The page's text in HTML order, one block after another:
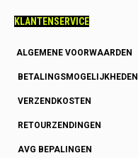
KLANTENSERVICE
ALGEMENE VOORWAARDEN
BETALINGSMOGELIJKHEDEN
VERZENDKOSTEN
RETOURZENDINGEN
AVG BEPALINGEN